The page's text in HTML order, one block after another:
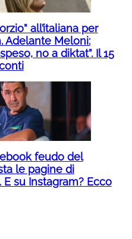
all’italiana per
Adelante Meloni:
no a diktat”. Il 15
feudo del
le pagine di
su Instagram? Ecco